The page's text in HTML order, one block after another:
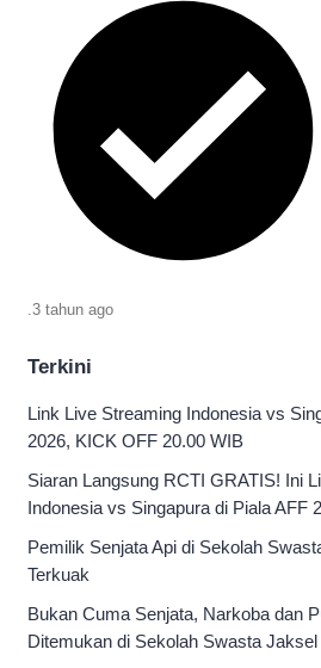
.3 tahun ago
Terkini
Link Live Streaming Indonesia vs
2026, KICK OFF 20.00 WIB
Siaran Langsung RCTI GRATIS! Ini
Indonesia vs Singapura di Piala AFF
Pemilik Senjata Api di Sekolah
Terkuak
Bukan Cuma Senjata, Narkoba dan
Ditemukan di Sekolah Swasta Jaksel